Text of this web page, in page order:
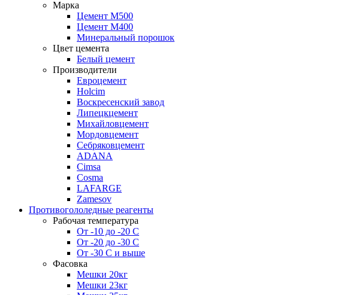
Марка
Цемент М500
Цемент М400
Минеральный порошок
Цвет цемента
Белый цемент
Производители
Евроцемент
Holcim
Воскресенский завод
Липецкцемент
Михайловцемент
Мордовцемент
Себряковцемент
ADANA
Cimsa
Cosma
LAFARGE
Zamesov
Противогололедные реагенты
Рабочая температура
От -10 до -20 С
От -20 до -30 С
От -30 С и выше
Фасовка
Мешки 20кг
Мешки 23кг